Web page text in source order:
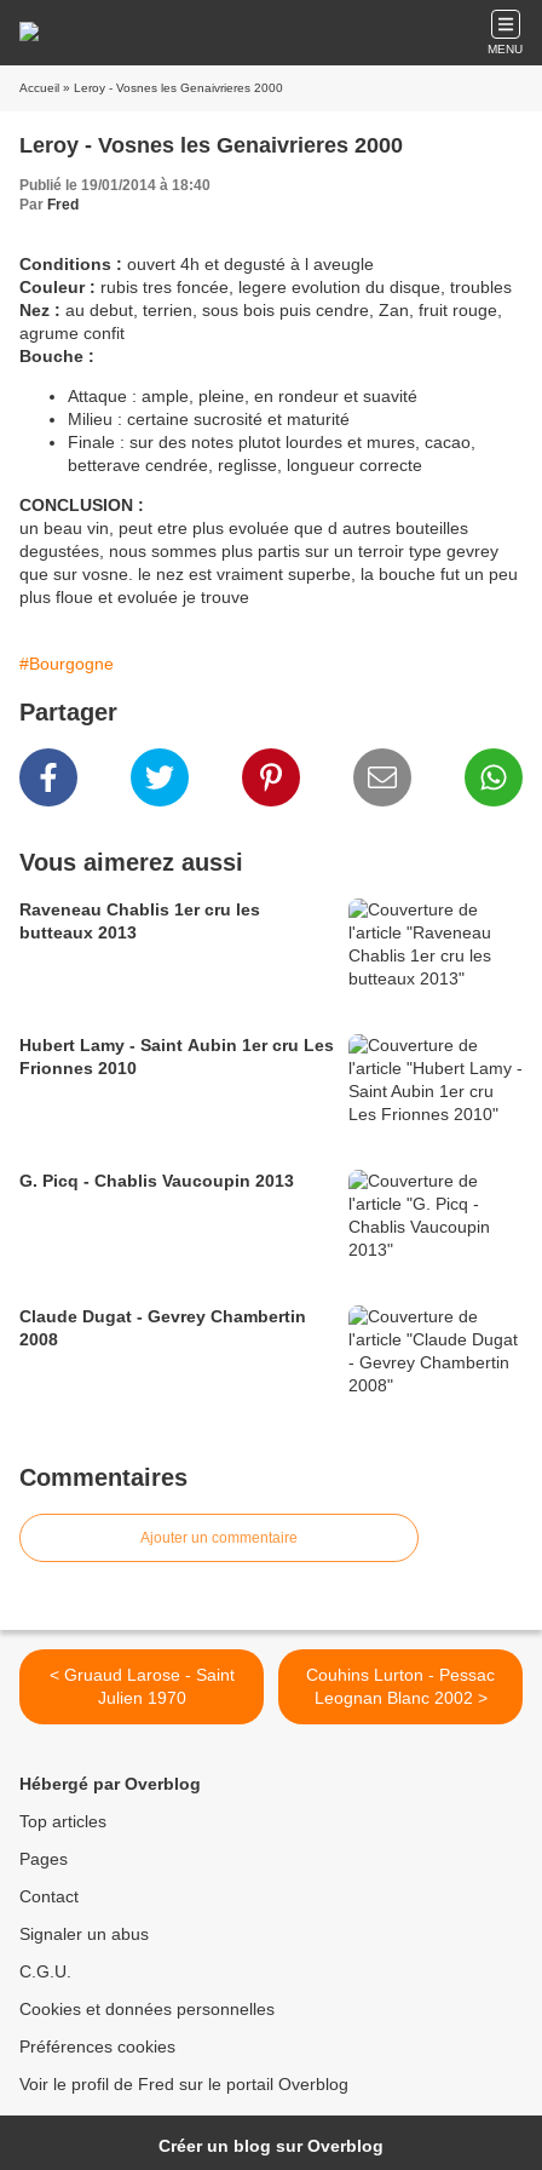
MENU
Accueil » Leroy - Vosnes les Genaivrieres 2000
Leroy - Vosnes les Genaivrieres 2000
Publié le 19/01/2014 à 18:40
Par Fred
Conditions : ouvert 4h et degusté à l aveugle
Couleur : rubis tres foncée, legere evolution du disque, troubles
Nez : au debut, terrien, sous bois puis cendre, Zan, fruit rouge,
agrume confit
Bouche :
Attaque : ample, pleine, en rondeur et suavité
Milieu : certaine sucrosité et maturité
Finale : sur des notes plutot lourdes et mures, cacao,
betterave cendrée, reglisse, longueur correcte
CONCLUSION :
un beau vin, peut etre plus evoluée que d autres bouteilles
degustées, nous sommes plus partis sur un terroir type gevrey
que sur vosne. le nez est vraiment superbe, la bouche fut un peu
plus floue et evoluée je trouve
#Bourgogne
Partager
Vous aimerez aussi
Raveneau Chablis 1er cru les
butteaux 2013
Hubert Lamy - Saint Aubin 1er cru Les
Frionnes 2010
G. Picq - Chablis Vaucoupin 2013
Claude Dugat - Gevrey Chambertin
2008
Commentaires
Ajouter un commentaire
< Gruaud Larose - Saint
Julien 1970
Couhins Lurton - Pessac
Leognan Blanc 2002 >
Hébergé par Overblog
Top articles
Pages
Contact
Signaler un abus
C.G.U.
Cookies et données personnelles
Préférences cookies
Voir le profil de Fred sur le portail Overblog
Créer un blog sur Overblog